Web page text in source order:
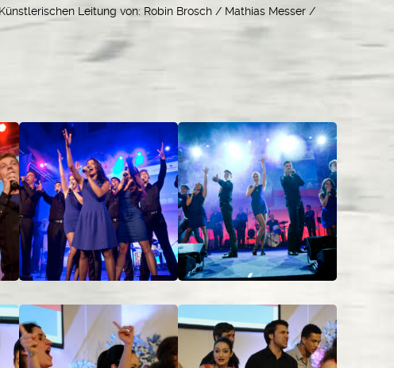
Leitung von: Robin Brosch / Mathias Messer /